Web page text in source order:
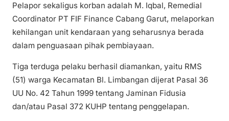
Pelapor sekaligus korban adalah M. Iqbal, Remedial
Coordinator PT FIF Finance Cabang Garut, melaporkan
kehilangan unit kendaraan yang seharusnya berada
dalam penguasaan pihak pembiayaan.
Tiga terduga pelaku berhasil diamankan, yaitu RMS
(51) warga Kecamatan Bl. Limbangan dijerat Pasal 36
UU No. 42 Tahun 1999 tentang Jaminan Fidusia
dan/atau Pasal 372 KUHP tentang penggelapan.